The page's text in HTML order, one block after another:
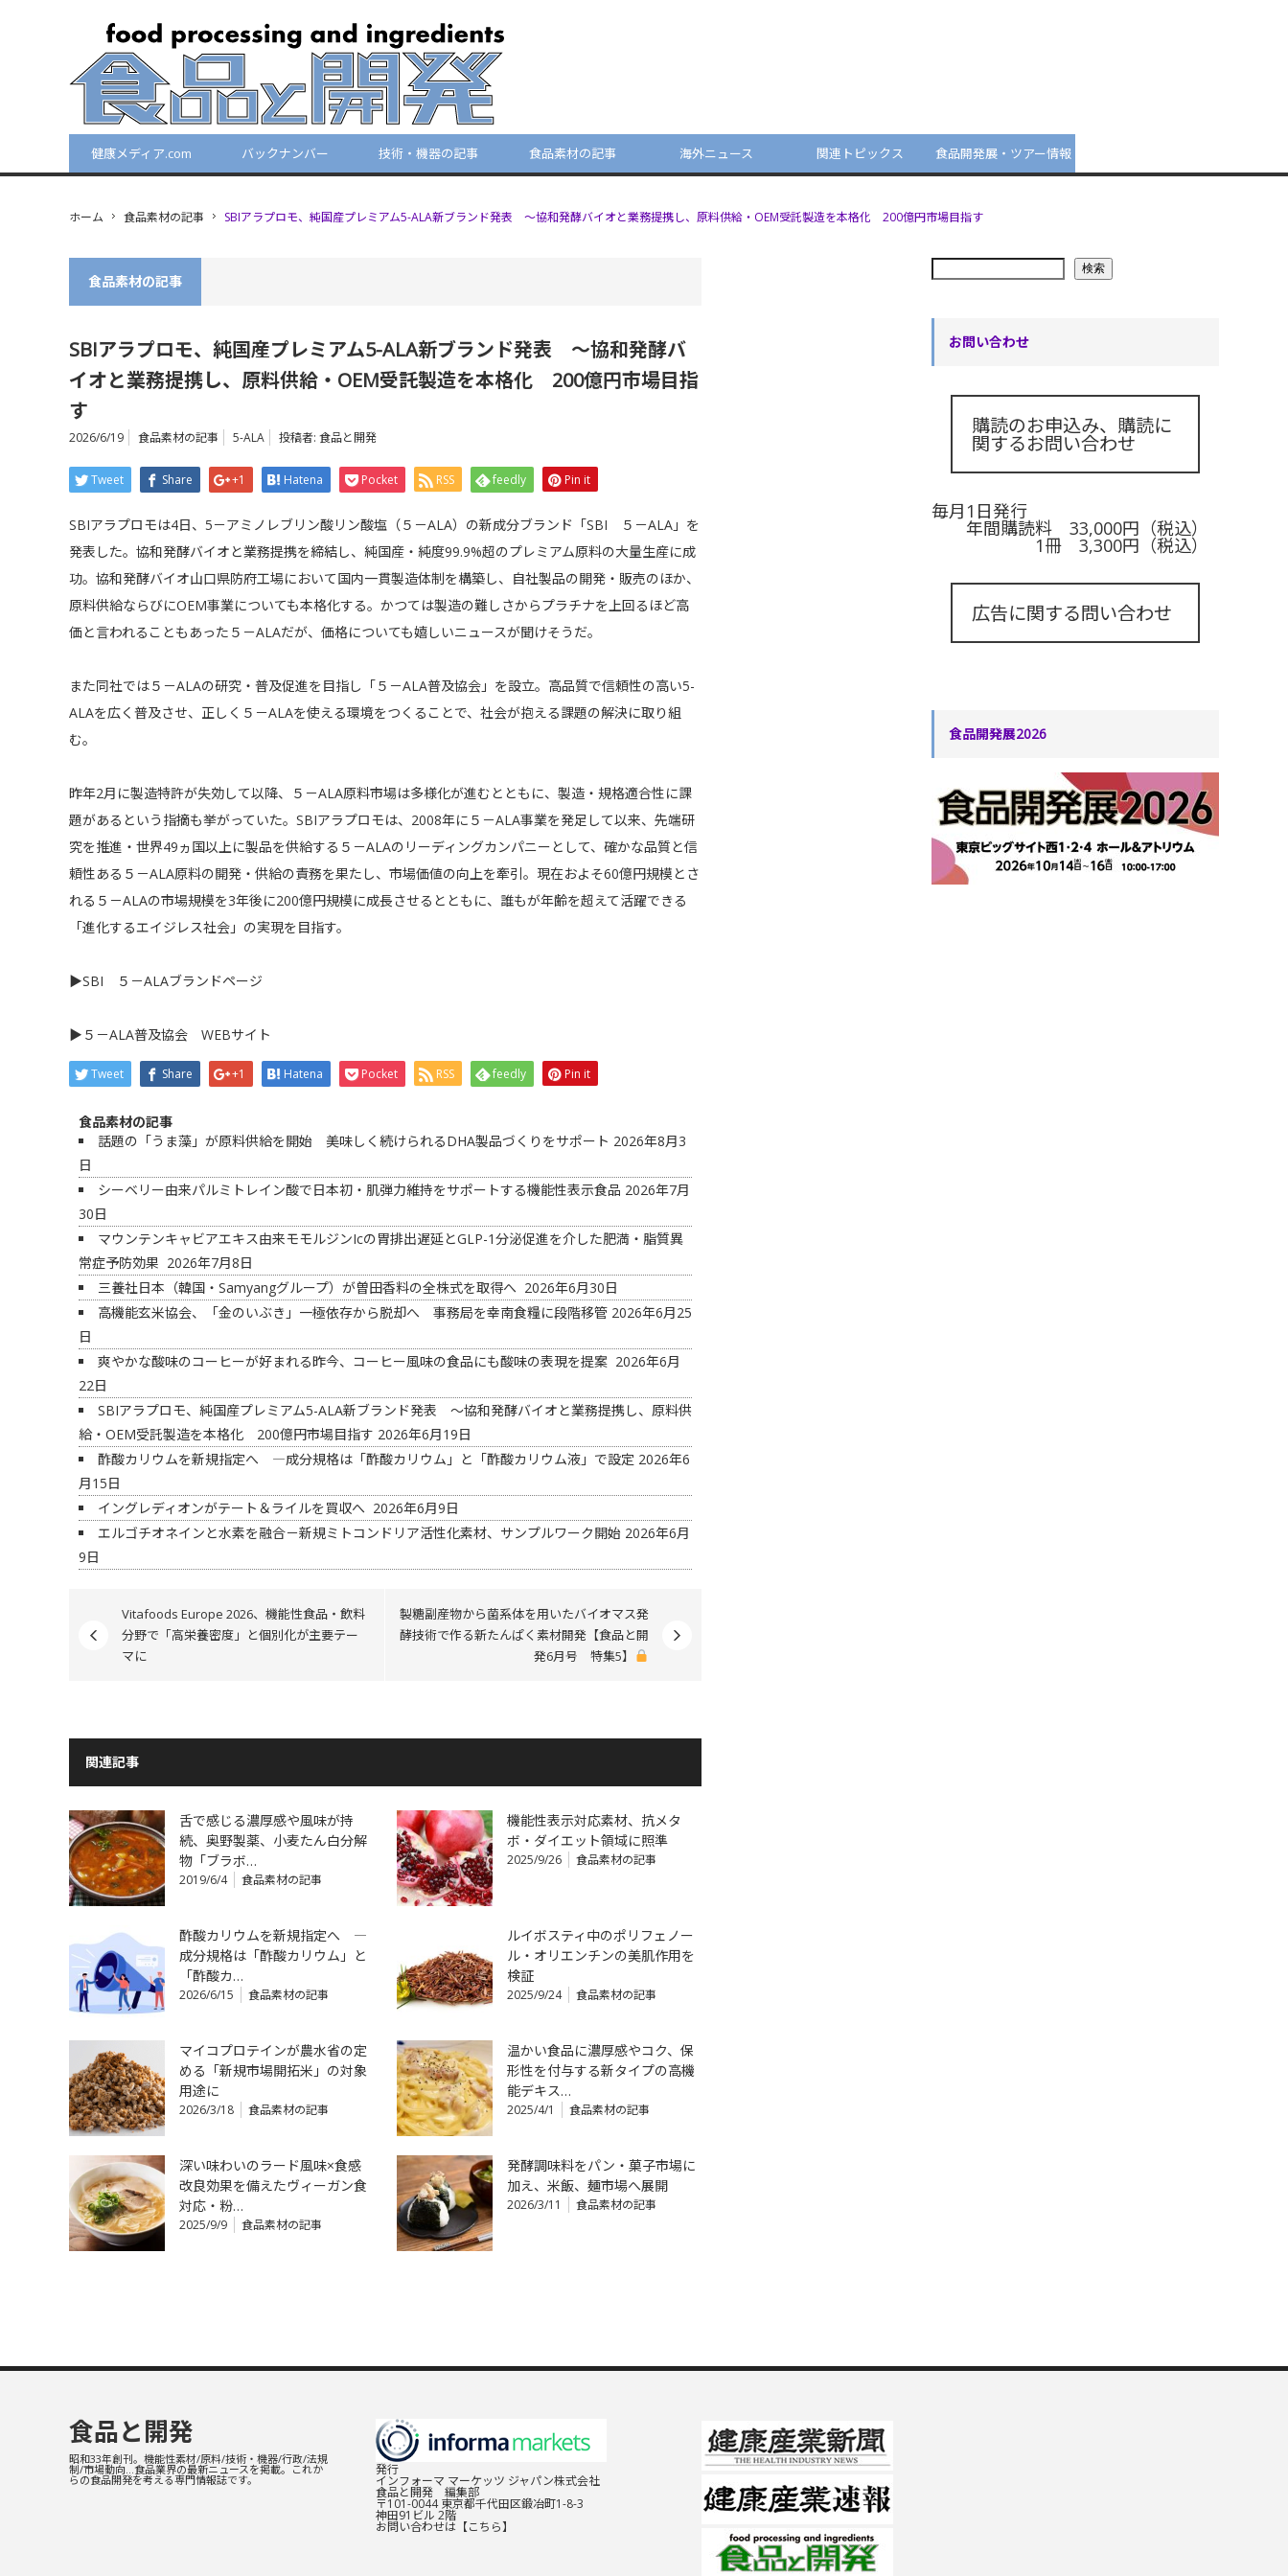
健康メディア.com バックナンバー 技術・機器の記事 食品素材の記事 海外ニュース 関連トピックス 食品開発展・ツアー情報
ホーム 食品素材の記事 SBIアラプロモ、純国産プレミアム5-ALA新ブランド発表 ～協和発酵バイオと業務提携し、原料供給・OEM受託製造を本格化 200億円市場目指す
食品素材の記事
SBIアラプロモ、純国産プレミアム5-ALA新ブランド発表 ～協和発酵バ
イオと業務提携し、原料供給・OEM受託製造を本格化 200億円市場目指
す
2026/6/19 食品素材の記事 5-ALA 投稿者: 食品と開発
Tweet Share +1 Hatena Pocket RSS feedly Pin it
SBIアラプロモは4日、5－アミノレブリン酸リン酸塩（５－ALA）の新成分ブランド「SBI ５－ALA」を
発表した。協和発酵バイオと業務提携を締結し、純国産・純度99.9%超のプレミアム原料の大量生産に成
功。協和発酵バイオ山口県防府工場において国内一貫製造体制を構築し、自社製品の開発・販売のほか、
原料供給ならびにOEM事業についても本格化する。かつては製造の難しさからプラチナを上回るほど高
価と言われることもあった５－ALAだが、価格についても嬉しいニュースが聞けそうだ。
また同社では５－ALAの研究・普及促進を目指し「５－ALA普及協会」を設立。高品質で信頼性の高い5-
ALAを広く普及させ、正しく５－ALAを使える環境をつくることで、社会が抱える課題の解決に取り組
む。
昨年2月に製造特許が失効して以降、５－ALA原料市場は多様化が進むとともに、製造・規格適合性に課
題があるという指摘も挙がっていた。SBIアラプロモは、2008年に５－ALA事業を発足して以来、先端研
究を推進・世界49ヵ国以上に製品を供給する５－ALAのリーディングカンパニーとして、確かな品質と信
頼性ある５－ALA原料の開発・供給の責務を果たし、市場価値の向上を牽引。現在およそ60億円規模とさ
れる５－ALAの市場規模を3年後に200億円規模に成長させるとともに、誰もが年齢を超えて活躍できる
「進化するエイジレス社会」の実現を目指す。
▶SBI ５－ALAブランドページ
▶ ５－ALA普及協会 WEBサイト
Tweet Share +1 Hatena Pocket RSS feedly Pin it
食品素材の記事
話題の「うま藻」が原料供給を開始 美味しく続けられるDHA製品づくりをサポート 2026年8月3
日
シーベリー由来パルミトレイン酸で日本初・肌弾力維持をサポートする機能性表示食品 2026年7月
30日
マウンテンキャビアエキス由来モモルジンIcの胃排出遅延とGLP-1分泌促進を介した肥満・脂質異
常症予防効果 2026年7月8日
三養社日本（韓国・Samyangグループ）が曽田香料の全株式を取得へ 2026年6月30日
高機能玄米協会、「金のいぶき」一極依存から脱却へ 事務局を幸南食糧に段階移管 2026年6月25
日
爽やかな酸味のコーヒーが好まれる昨今、コーヒー風味の食品にも酸味の表現を提案 2026年6月
22日
SBIアラプロモ、純国産プレミアム5-ALA新ブランド発表 ～協和発酵バイオと業務提携し、原料供
給・OEM受託製造を本格化 200億円市場目指す 2026年6月19日
酢酸カリウムを新規指定へ ―成分規格は「酢酸カリウム」と「酢酸カリウム液」で設定 2026年6
月15日
イングレディオンがテート＆ライルを買収へ 2026年6月9日
エルゴチオネインと水素を融合－新規ミトコンドリア活性化素材、サンプルワーク開始 2026年6月
9日
Vitafoods Europe 2026、機能性食品・飲料
分野で「高栄養密度」と個別化が主要テー
マに
製糖副産物から菌系体を用いたバイオマス発
酵技術で作る新たんぱく素材開発【食品と開
発6月号 特集5】
関連記事
舌で感じる濃厚感や風味が持
続、奥野製薬、小麦たん白分解
物「ブラボ…
2019/6/4 食品素材の記事
機能性表示対応素材、抗メタ
ボ・ダイエット領域に照準
2025/9/26 食品素材の記事
酢酸カリウムを新規指定へ ―
成分規格は「酢酸カリウム」と
「酢酸カ…
2026/6/15 食品素材の記事
ルイボスティ中のポリフェノー
ル・オリエンチンの美肌作用を
検証
2025/9/24 食品素材の記事
マイコプロテインが農水省の定
める「新規市場開拓米」の対象
用途に
2026/3/18 食品素材の記事
温かい食品に濃厚感やコク、保
形性を付与する新タイプの高機
能デキス…
2025/4/1 食品素材の記事
深い味わいのラード風味×食感
改良効果を備えたヴィーガン食
対応・粉…
2025/9/9 食品素材の記事
発酵調味料をパン・菓子市場に
加え、米飯、麺市場へ展開
2026/3/11 食品素材の記事
検索
お問い合わせ
購読のお申込み、購読に
関するお問い合わせ
毎月1日発行
年間購読料 33,000円（税込）
1冊 3,300円（税込）
広告に関する問い合わせ
食品開発展2026
発行
インフォーマ マーケッツ ジャパン株式会社
食品と開発 編集部
〒101-0044 東京都千代田区鍛冶町1-8-3
神田91ビル 2階
お問い合わせは 【こちら】
食品と開発
昭和33年創刊。機能性素材/原料/技術・機器/行政/法規
制/市場動向…食品業界の最新ニュースを掲載。これか
らの食品開発を考える専門情報誌です。